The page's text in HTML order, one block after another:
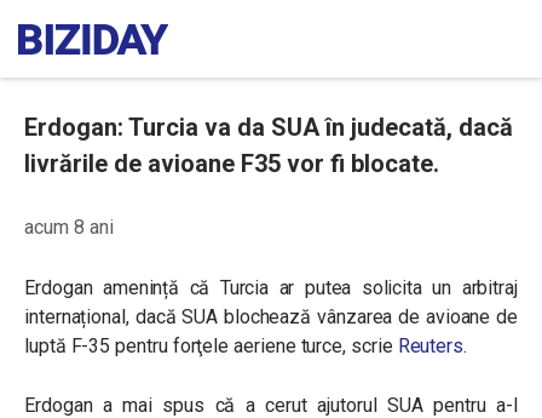
Erdogan: Turcia va da SUA în judecată, dacă
livrările de avioane F35 vor fi blocate.
acum 8 ani
Erdogan amenință că Turcia ar putea solicita un arbitraj
internațional, dacă SUA blochează vânzarea de avioane de
luptă F-35 pentru forţele aeriene turce, scrie Reuters.
Erdogan a mai spus că a cerut ajutorul SUA pentru a-l